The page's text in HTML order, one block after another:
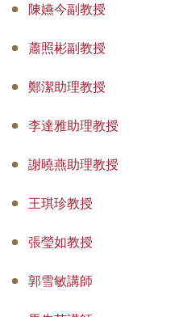
國際碩士班
國際博士班
獎學金
申請表及範本
陳嬿今副教授
蕭照彬副教授
鄭潔助理教授
李達雅助理教授
謝曉燕助理教授
王琪珍教授
張瑩如教授
郭雪敏講師